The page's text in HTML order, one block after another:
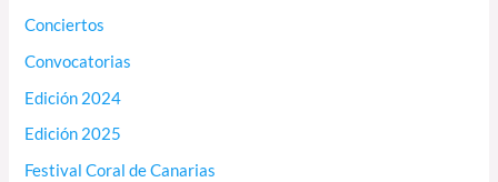
Conciertos
Convocatorias
Edición 2024
Edición 2025
Festival Coral de Canarias